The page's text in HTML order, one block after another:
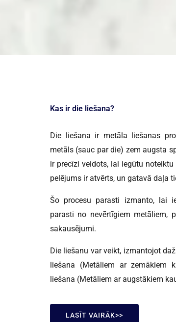
Kas ir die liešana?
Die liešana ir metāla liešanas
metāls (sauc par die) zem augsta
ir precīzi veidots, lai iegūtu
pelējums ir atvērts, un gatavā daļa
Šo procesu parasti izmanto, lai
parasti no nevērtīgiem metāliem,
sakausējumi.
Die liešanu var veikt, izmantojot
liešana (Metāliem ar zemākiem
liešana (Metāliem ar augstākiem
LASĪT VAIRĀK>>